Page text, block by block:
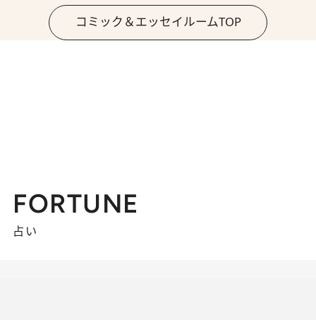
コミック＆エッセイルームTOP
FORTUNE
占い